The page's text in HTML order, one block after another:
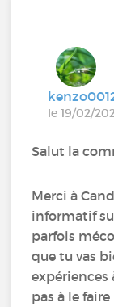
le 19/02/
Salut la
Merci à
informatif
parfois
que tu vas
expériences
pas à le